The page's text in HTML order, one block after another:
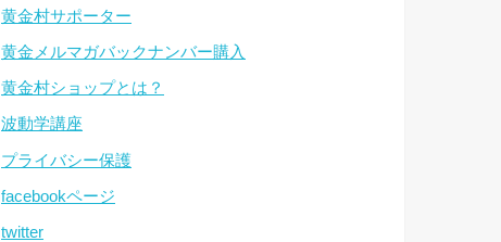
黄金村サポーター
黄金メルマガバックナンバー購入
黄金村ショップとは？
波動学講座
プライバシー保護
facebookページ
twitter